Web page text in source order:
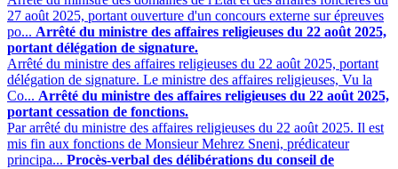
27 août 2025, portant ouverture d'un concours externe sur épreuves
po... Arrêté du ministre des affaires religieuses du 22 août 2025,
portant délégation de signature.
Arrêté du ministre des affaires religieuses du 22 août 2025, portant
délégation de signature. Le ministre des affaires religieuses, Vu la
Co... Arrêté du ministre des affaires religieuses du 22 août 2025,
portant cessation de fonctions.
Par arrêté du ministre des affaires religieuses du 22 août 2025. Il est
mis fin aux fonctions de Monsieur Mehrez Sneni, prédicateur
principa... Procès-verbal des délibérations du conseil de